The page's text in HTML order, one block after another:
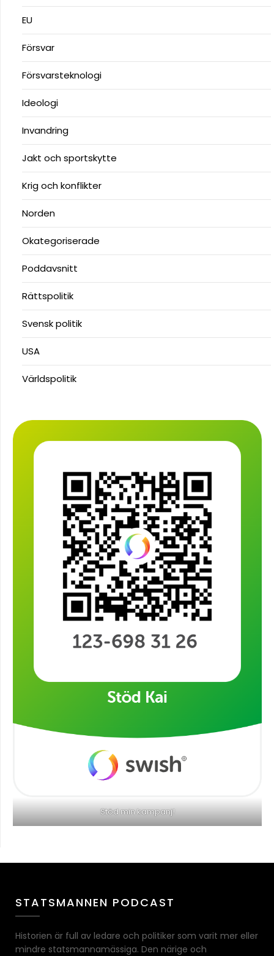
EU
Försvar
Försvarsteknologi
Ideologi
Invandring
Jakt och sportskytte
Krig och konflikter
Norden
Okategoriserade
Poddavsnitt
Rättspolitik
Svensk politik
USA
Världspolitik
Stöd min kampanj!
STATSMANNEN PODCAST
Historien är full av ledare och politiker som varit mer eller
mindre statsmannamässiga. Den närige och